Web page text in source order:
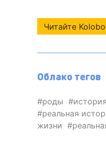
Читайте
Облако тегов
роды история
реальная
жизни